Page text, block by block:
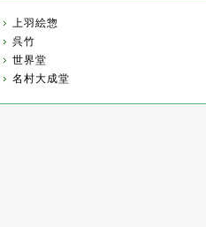
上羽絵惣
呉竹
世界堂
名村大成堂